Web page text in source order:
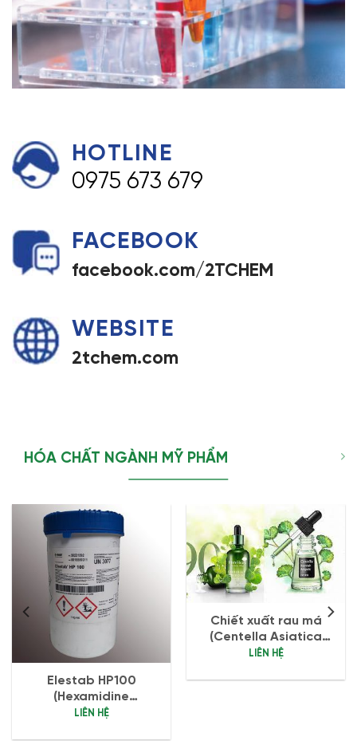
HOTLINE
0975 673 679
FACEBOOK
facebook.com/2TCHEM
WEBSITE
2tchem.com
HÓA CHẤT NGÀNH MỸ PHẨM
Elestab HP100
(Hexamidine
Diisethionate) )
LIÊN HỆ
Chiết xuất rau má
(Centella Asiatica
Extract)
LIÊN HỆ